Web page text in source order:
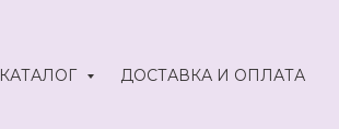
КАТАЛОГ ДОСТАВКА И ОПЛАТА